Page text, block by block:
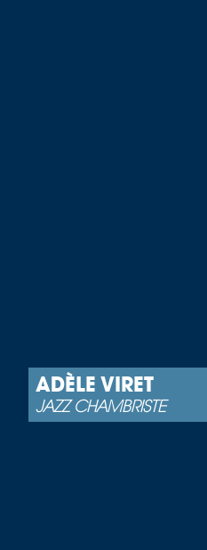
ADÈLE VIRET
JAZZ CHAMBRISTE